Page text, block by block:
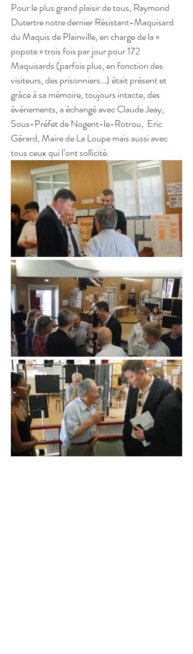
Pour le plus grand plaisir de tous, Raymond
Dutertre notre dernier Résistant-Maquisard
du Maquis de Plainville, en charge de la «
popote » trois fois par jour pour 172
Maquisards (parfois plus, en fonction des
visiteurs, des prisonniers…) était présent et
grâce à sa mémoire, toujours intacte, des
événements, a échangé avec Claude Jeay,
Sous-Préfet de Nogent-le-Rotrou,  Eric
Gérard, Maire de La Loupe mais aussi avec
tous ceux qui l’ont sollicité.